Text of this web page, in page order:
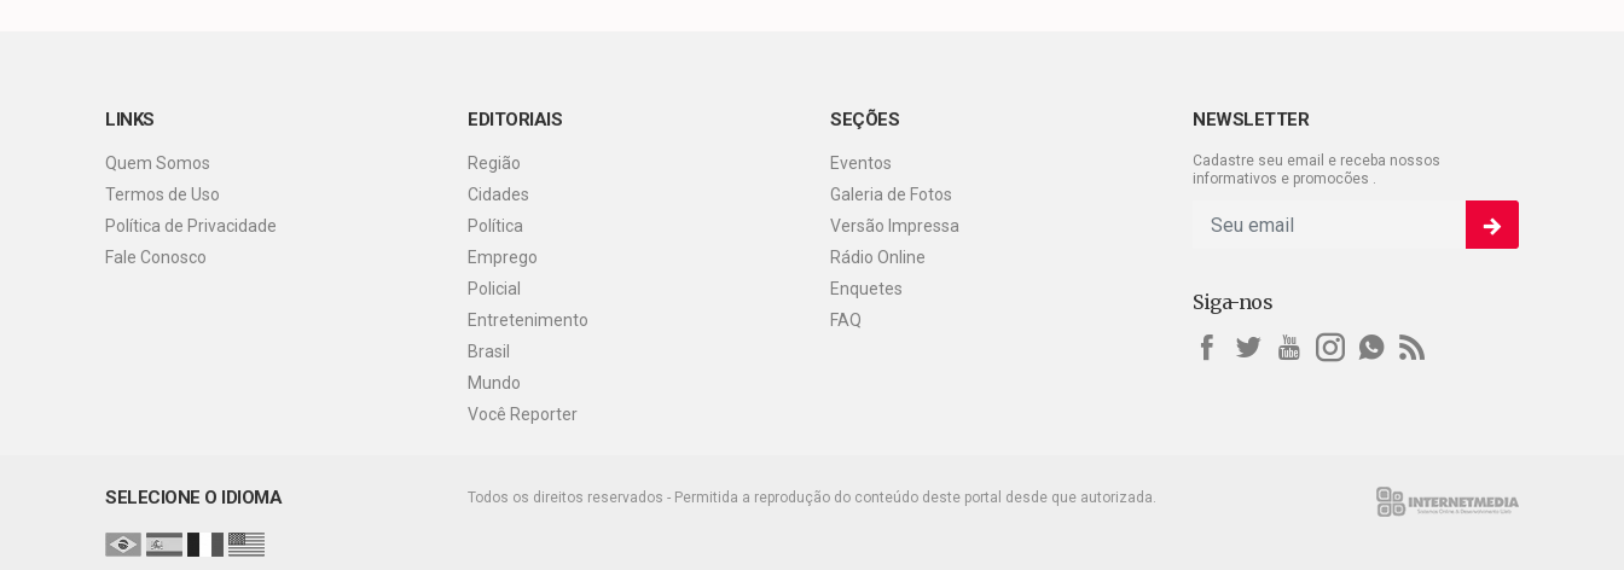
LINKS
Quem Somos
Termos de Uso
Política de Privacidade
Fale Conosco
EDITORIAIS
Região
Cidades
Política
Emprego
Policial
Entretenimento
Brasil
Mundo
Você Reporter
SEÇÕES
Eventos
Galeria de Fotos
Versão Impressa
Rádio Online
Enquetes
FAQ
NEWSLETTER
Cadastre seu email e receba nossos
informativos e promocões .
Siga-nos
SELECIONE O IDIOMA Todos os direitos reservados - Permitida a reprodução do conteúdo deste portal desde que autorizada.